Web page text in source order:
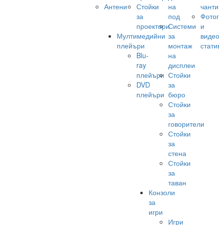
Антени
Стойки
за
проектори
Мултимедийни
плейъри
Blu-
ray
плейъри
DVD
плейъри
на
под
Системи
за
монтаж
на
дисплеи
Стойки
за
бюро
Стойки
за
говорители
Стойки
за
стена
Стойки
за
таван
Конзоли
за
игри
Игри
чанти
и
видео